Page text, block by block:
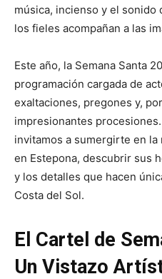
música, incienso y el sonido
los fieles acompañan a las
Este año, la Semana Santa
programación cargada de
exaltaciones, pregones y,
impresionantes
invitamos a sumergirte en la
en Estepona, descubrir sus
y los detalles que hacen
Costa del Sol.
El Cartel de
Un Vistazo